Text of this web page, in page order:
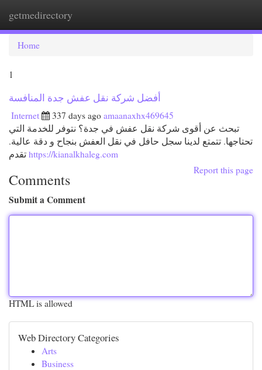
getmedirectory
Home
1
أفضل شركة نقل عفش جدة المنافسة
Internet 337 days ago amaanaxhx469645
تبحث عن أقوى شركة نقل عفش في جدة؟ نتوفر للخدمة التي
تحتاجها. تتمتع لدينا سجل حافل في نقل العفش بنجاح و دقة عالية.
https://kianalkhaleg.com
Report this page
Comments
Submit a Comment
HTML is allowed
Web Directory Categories
Arts
Business